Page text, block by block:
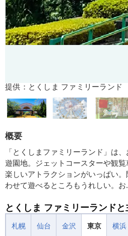
提供：とくしま ファミリーランド
概要
「とくしまファミリーランド」は
遊園地。ジェットコースターや観
楽しいアトラクションがいっぱい
わせて遊べるところもうれしい。お
とくしま ファミリーランド
札幌 仙台 金沢 東京 横浜